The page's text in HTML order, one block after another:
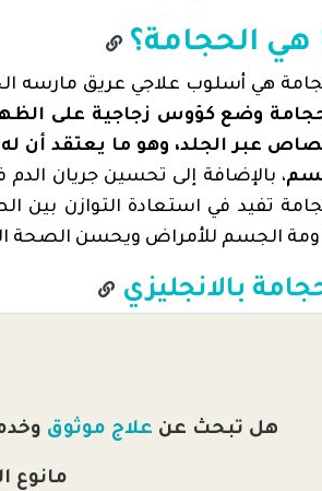
هي الحجامة؟
هي أسلوب علاجي عريق مارسه
وضع كؤوس زجاجية على
عبر الجلد، وهو ما يعتقد أن
، بالإضافة إلى تحسين جريان
تفيد في استعادة التوازن بين
الجسم للأمراض ويحسن الصحة
بالانجليزي
هل تبحث عن علاج موثوق
مانوع